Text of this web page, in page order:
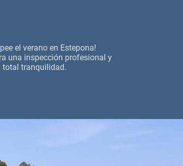
el verano en Estepona!
una inspección profesional y
tranquilidad.